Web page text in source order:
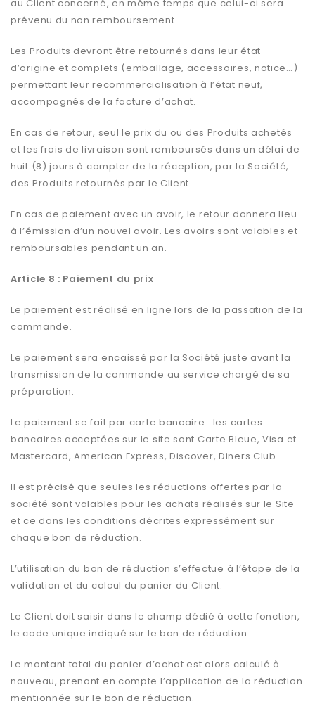
au Client concerné, en même temps que celui-ci sera
prévenu du non remboursement.
Les Produits devront être retournés dans leur état
d’origine et complets (emballage, accessoires, notice…)
permettant leur recommercialisation à l’état neuf,
accompagnés de la facture d’achat.
En cas de retour, seul le prix du ou des Produits achetés
et les frais de livraison sont remboursés dans un délai de
huit (8) jours à compter de la réception, par la Société,
des Produits retournés par le Client.
En cas de paiement avec un avoir, le retour donnera lieu
à l’émission d’un nouvel avoir. Les avoirs sont valables et
remboursables pendant un an.
Article 8 : Paiement du prix
Le paiement est réalisé en ligne lors de la passation de la
commande.
Le paiement sera encaissé par la Société juste avant la
transmission de la commande au service chargé de sa
préparation.
Le paiement se fait par carte bancaire : les cartes
bancaires acceptées sur le site sont Carte Bleue, Visa et
Mastercard, American Express, Discover, Diners Club.
Il est précisé que seules les réductions offertes par la
société sont valables pour les achats réalisés sur le Site
et ce dans les conditions décrites expressément sur
chaque bon de réduction.
L’utilisation du bon de réduction s’effectue à l’étape de la
validation et du calcul du panier du Client.
Le Client doit saisir dans le champ dédié à cette fonction,
le code unique indiqué sur le bon de réduction.
Le montant total du panier d’achat est alors calculé à
nouveau, prenant en compte l’application de la réduction
mentionnée sur le bon de réduction.